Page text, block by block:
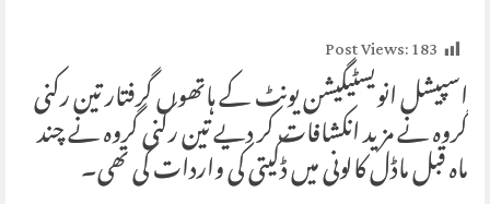
Post Views:183
اسپیشل انویسٹیگیشن یونٹ کے ہاتھوں گرفتار تین رکنی
گروہ نے مزید انکشافات کر دیے تین رکنی گروہ نے چند
ماہ قبل ماڈل کالونی میں ڈکیتی کی واردات کی تھی۔